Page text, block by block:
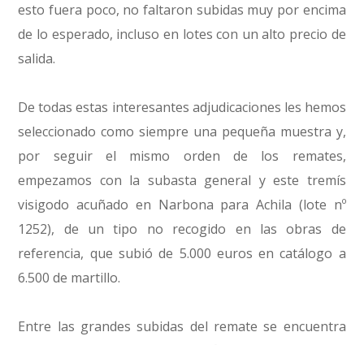
esto fuera poco, no faltaron subidas muy por encima
de lo esperado, incluso en lotes con un alto precio de
salida.
De todas estas interesantes adjudicaciones les hemos
seleccionado como siempre una pequeña muestra y,
por seguir el mismo orden de los remates,
empezamos con la subasta general y este tremís
visigodo acuñado en Narbona para Achila (lote nº
1252), de un tipo no recogido en las obras de
referencia, que subió de 5.000 euros en catálogo a
6.500 de martillo.
Entre las grandes subidas del remate se encuentra